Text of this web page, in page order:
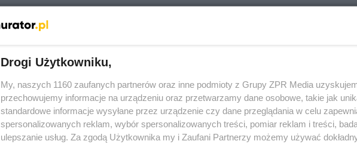
Drogi Użytkowniku,
My, naszych 1160 zaufanych partnerów oraz inne podmioty z Grupy ZPR Media
przechowujemy informacje na urządzeniu oraz przetwarzamy dane osobowe, takie jak
standardowe informacje wysyłane przez urządzenie czy dane przeglądania w celu
spersonalizowanych reklam, wybór spersonalizowanych treści, pomiar reklam i treści,
ulepszanie usług. Za zgodą Użytkownika my i Zaufani Partnerzy możemy używać